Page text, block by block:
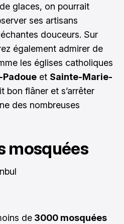
glaces, on pourrait
ses artisans
douceurs. Sur
également admirer de
les églises catholiques
et Sainte-Marie-
bon flâner et s’arrêter
des nombreuses
mosquées
de 3000 mosquées